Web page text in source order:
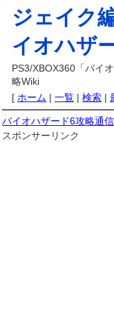
ジェイク
イオハザ
PS3/XBOX360「バイ
略Wiki
[ ホーム | 一覧 | 検索 |
バイオハザード6攻略通
スポンサーリンク